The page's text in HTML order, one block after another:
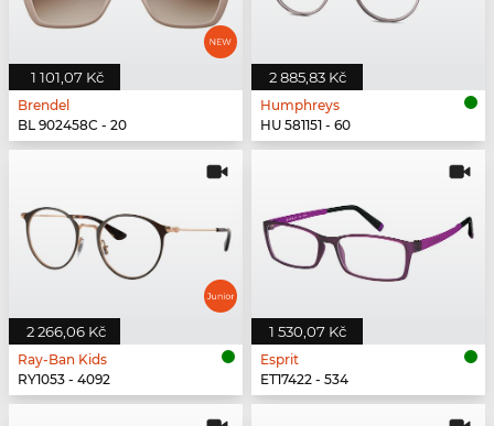
1 101,07 Kč
Brendel
BL 902458C - 20
2 885,83 Kč
Humphreys
HU 581151 - 60
2 266,06 Kč
Ray-Ban Kids
RY1053 - 4092
1 530,07 Kč
Esprit
ET17422 - 534